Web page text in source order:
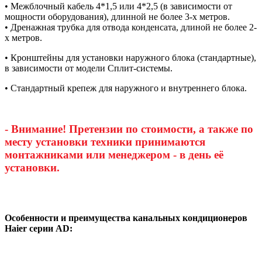
• Межблочный кабель 4*1,5 или 4*2,5 (в зависимости от
мощности оборудования), длинной не более 3-х метров.
• Дренажная трубка для отвода конденсата, длиной не более 2-
х метров.
• Кронштейны для установки наружного блока (стандартные),
в зависимости от модели Сплит-системы.
• Стандартный крепеж для наружного и внутреннего блока.
- Внимание! Претензии по стоимости, а также по
месту установки техники принимаются
монтажниками или менеджером - в день её
установки.
Особенности и преимущества канальных кондиционеров
Haier серии AD: